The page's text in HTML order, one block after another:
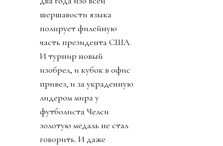
шершавости языка
полирует филейную
часть президента США.
И турнир новый
изобрел, и кубок в офис
привез, и за украденную
лидером мира у
футболиста Челси
золотую медаль не стал
говорить. И даже